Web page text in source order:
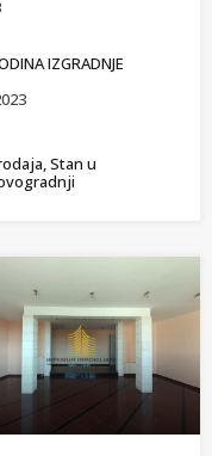
IZGRADNJE
Stan u